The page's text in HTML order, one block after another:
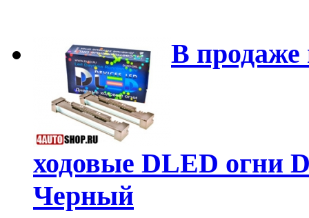
В продаже
ходовые DLED
Черный